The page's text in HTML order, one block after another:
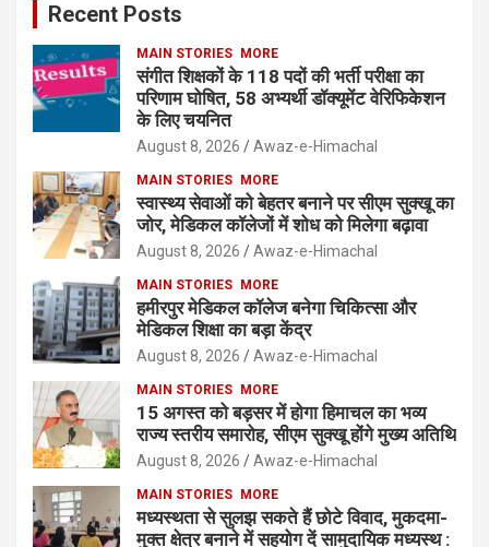
Recent Posts
MAIN STORIES MORE
संगीत शिक्षकों के 118 पदों की भर्ती परीक्षा का
परिणाम घोषित, 58 अभ्यर्थी डॉक्यूमेंट वेरिफिकेशन
के लिए चयनित
August 8, 2026 Awaz-e-Himachal
MAIN STORIES MORE
स्वास्थ्य सेवाओं को बेहतर बनाने पर सीएम सुक्खू का
जोर, मेडिकल कॉलेजों में शोध को मिलेगा बढ़ावा
August 8, 2026 Awaz-e-Himachal
MAIN STORIES MORE
हमीरपुर मेडिकल कॉलेज बनेगा चिकित्सा और
मेडिकल शिक्षा का बड़ा केंद्र
August 8, 2026 Awaz-e-Himachal
MAIN STORIES MORE
15 अगस्त को बड़सर में होगा हिमाचल का भव्य
राज्य स्तरीय समारोह, सीएम सुक्खू होंगे मुख्य अतिथि
August 8, 2026 Awaz-e-Himachal
MAIN STORIES MORE
मध्यस्थता से सुलझ सकते हैं छोटे विवाद, मुकदमा-
मुक्त क्षेत्र बनाने में सहयोग दें सामुदायिक मध्यस्थ :